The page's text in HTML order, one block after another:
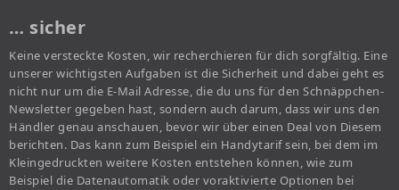
… sicher
Keine versteckte Kosten, wir recherchieren für dich sorgfältig. Eine
unserer wichtigsten Aufgaben ist die Sicherheit und dabei geht es
nicht nur um die E-Mail Adresse, die du uns für den Schnäppchen-
Newsletter gegeben hast, sondern auch darum, dass wir uns den
Händler genau anschauen, bevor wir über einen Deal von Diesem
berichten. Das kann zum Beispiel ein Handytarif sein, bei dem im
Kleingedruckten weitere Kosten entstehen können, wie zum
Beispiel die Datenautomatik oder voraktivierte Optionen bei